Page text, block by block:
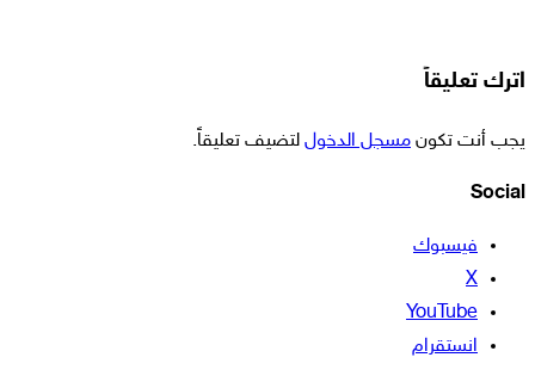
اترك تعليقاً
يجب أنت تكون مسجل الدخول لتضيف تعليقاً.
Social
فيسبوك
‫X
‫YouTube
انستقرام